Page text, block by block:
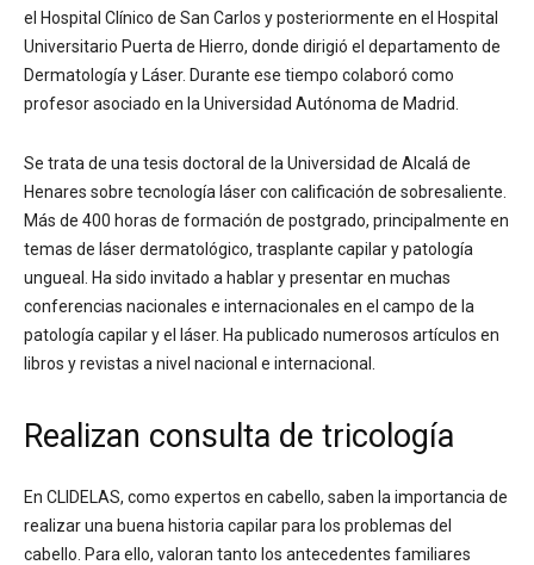
el Hospital Clínico de San Carlos y posteriormente en el Hospital
Universitario Puerta de Hierro, donde dirigió el departamento de
Dermatología y Láser. Durante ese tiempo colaboró como
profesor asociado en la Universidad Autónoma de Madrid.
Se trata de una tesis doctoral de la Universidad de Alcalá de
Henares sobre tecnología láser con calificación de sobresaliente.
Más de 400 horas de formación de postgrado, principalmente en
temas de láser dermatológico, trasplante capilar y patología
ungueal. Ha sido invitado a hablar y presentar en muchas
conferencias nacionales e internacionales en el campo de la
patología capilar y el láser. Ha publicado numerosos artículos en
libros y revistas a nivel nacional e internacional.
Realizan consulta de tricología
En CLIDELAS, como expertos en cabello, saben la importancia de
realizar una buena historia capilar para los problemas del
cabello. Para ello, valoran tanto los antecedentes familiares